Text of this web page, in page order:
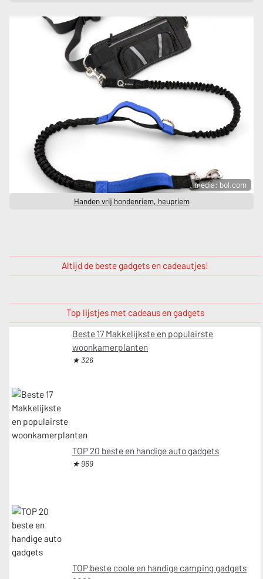
media: bol.com
Handen vrij hondenriem, heupriem
Altijd de beste gadgets en cadeautjes!
Top lijstjes met cadeaus en gadgets
Beste 17 Makkelijkste en populairste
woonkamerplanten
★ 326
TOP 20 beste en handige auto gadgets
★ 969
TOP beste coole en handige camping gadgets